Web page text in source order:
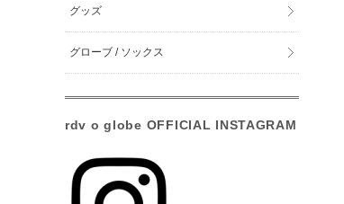
グッズ
グローブ / ソックス
rdv o globe OFFICIAL INSTAGRAM